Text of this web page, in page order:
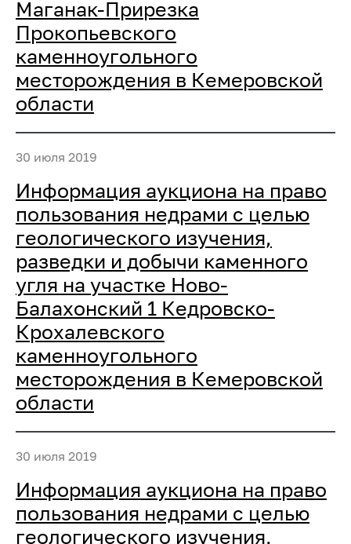
Маганак-Прирезка
Прокопьевского
каменноугольного
месторождения в Кемеровской
области
30 июля 2019
Информация аукциона на право
пользования недрами с целью
геологического изучения,
разведки и добычи каменного
угля на участке Ново-
Балахонский 1 Кедровско-
Крохалевского
каменноугольного
месторождения в Кемеровской
области
30 июля 2019
Информация аукциона на право
пользования недрами с целью
геологического изучения,